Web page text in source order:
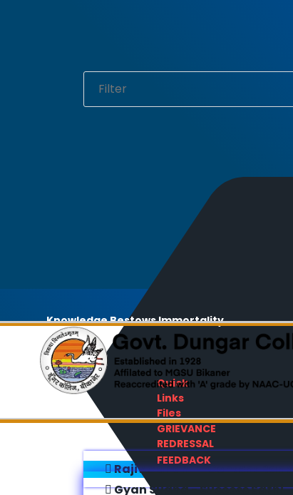
Knowledge Bestows Immortality
Quick
Links
Files
GRIEVANCE
REDRESSAL
FEEDBACK
Rajiv Gandhi E-Content Bank
Gyan Sudha - Success Sathi